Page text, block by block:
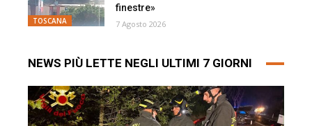
TOSCANA
finestre»
7 Agosto 2026
NEWS PIÙ LETTE NEGLI ULTIMI 7 GIORNI